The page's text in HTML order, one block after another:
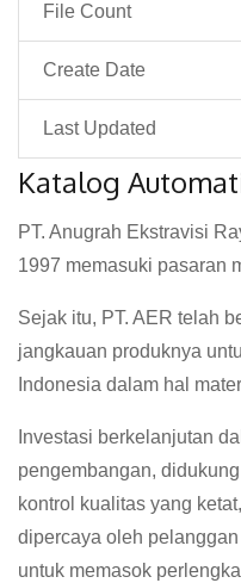
File Count
Create Date
Last Updated
Katalog
PT. Anugrah Ekstravisi
1997 memasuki pasaran
Sejak itu, PT. AER telah
jangkauan produknya
Indonesia dalam hal
Investasi berkelanjutan
pengembangan,
kontrol kualitas yang
dipercaya oleh
untuk memasok